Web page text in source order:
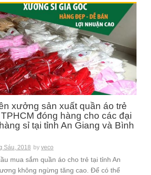
xưởng sản xuất quần áo trẻ
đóng hàng cho các đại
sỉ tại tỉnh An Giang và Bình
Sáu, 2018 by veco
mua sắm quần áo cho trẻ tại tỉnh An
không ngừng tăng cao. Để có thể